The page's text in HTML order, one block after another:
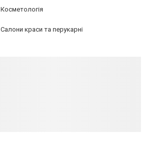
Косметологія
Салони краси та перукарні